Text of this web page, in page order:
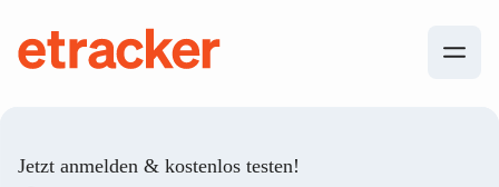
Jetzt anmelden & kostenlos testen!